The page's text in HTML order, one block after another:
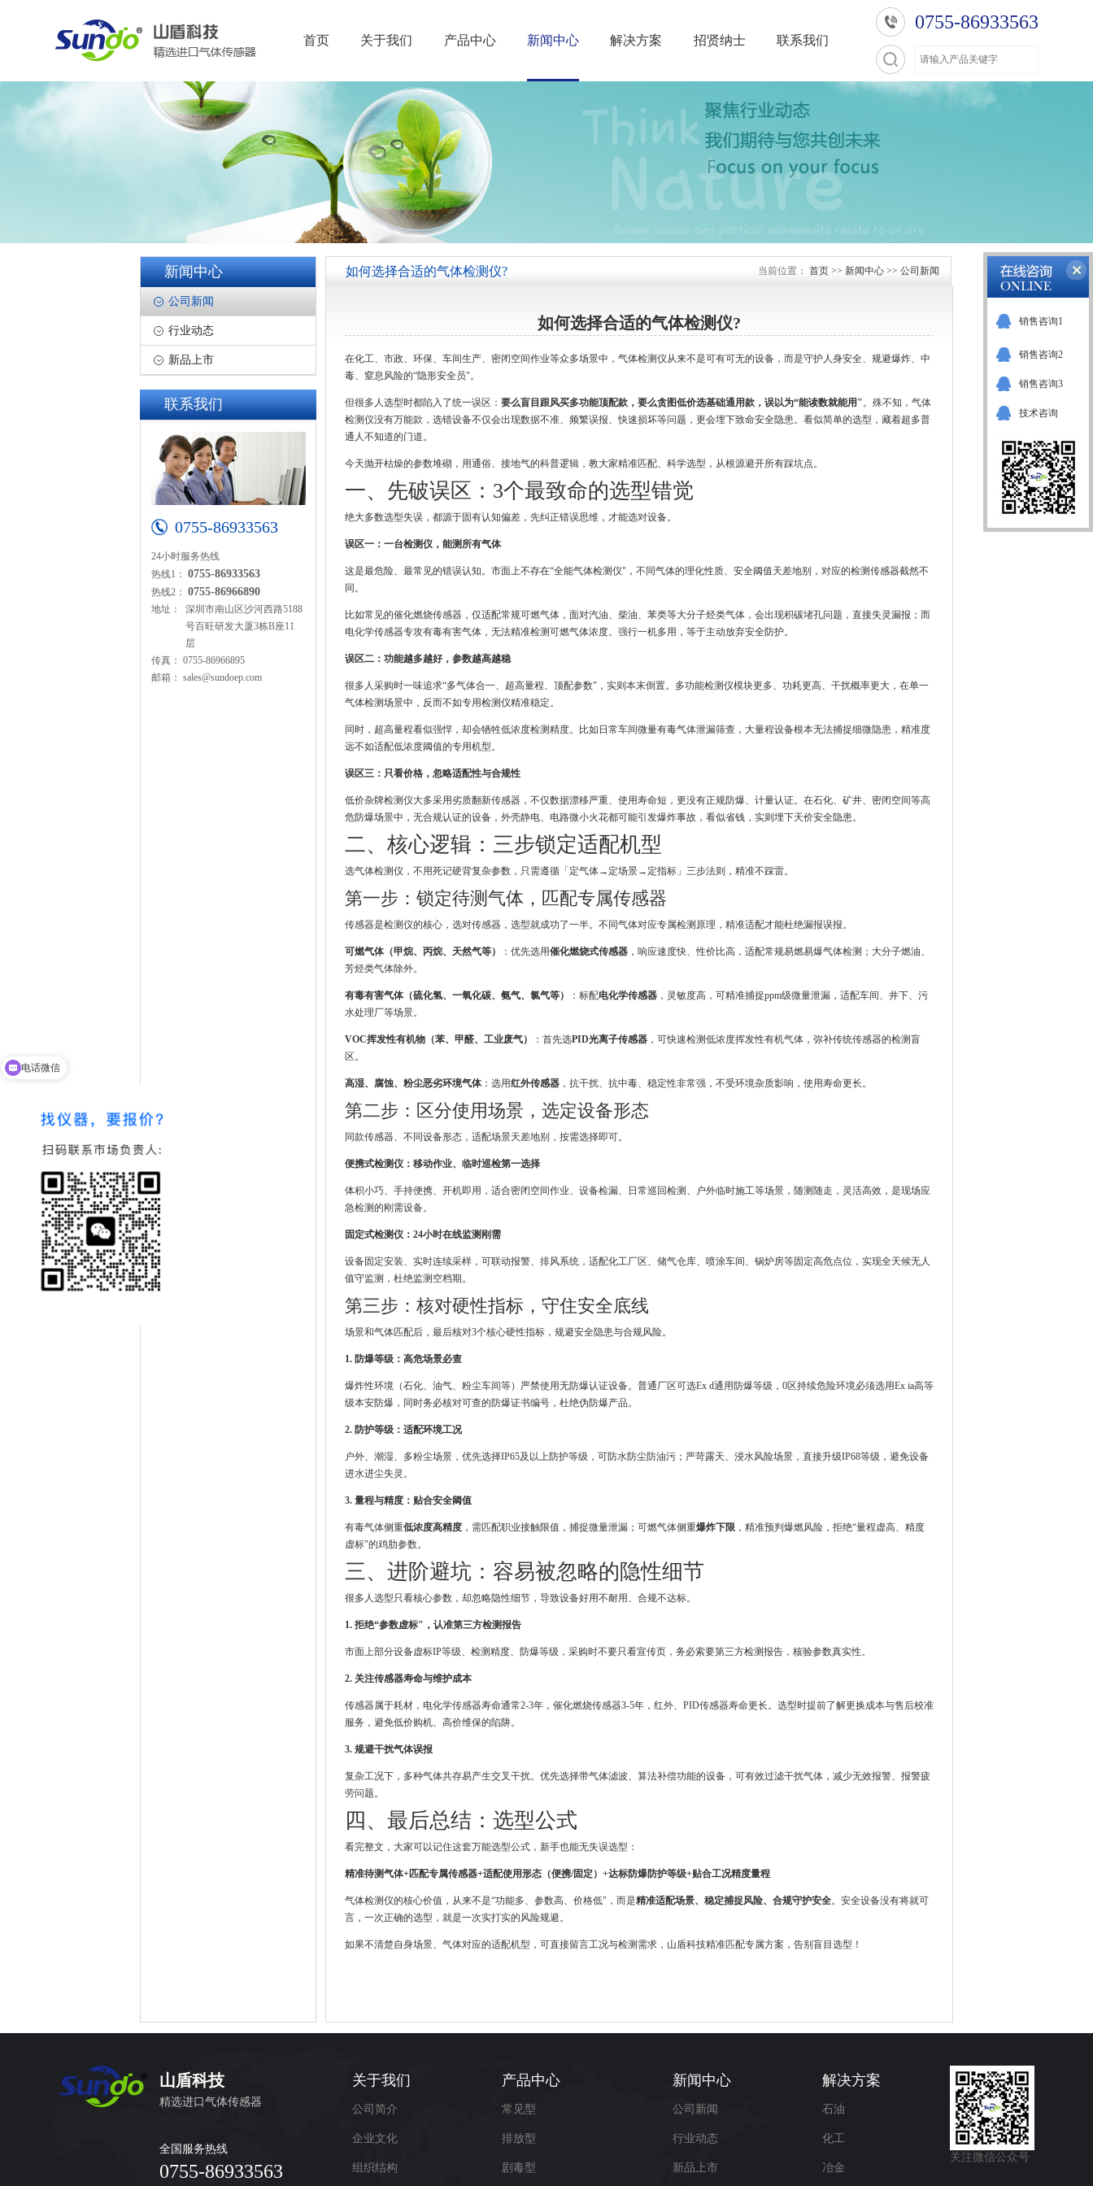
首页 关于我们 产品中心 新闻中心 解决方案 招贤纳士 联系我们
0755-86933563
新闻中心
公司新闻
行业动态
新品上市
联系我们
0755-86933563
24小时服务热线
热线1： 0755-86933563
热线2： 0755-86966890
地址：
深圳市南山区沙河西路5188
号百旺研发大厦3栋B座11
层
传真： 0755-86966895
邮箱： sales@sundoep.com
如何选择合适的气体检测仪? 当前位置： 首页 >> 新闻中心 >> 公司新闻
如何选择合适的气体检测仪?
在化工、市政、环保、车间生产、密闭空间作业等众多场景中，气体检测仪从来不是可有可无的设备，而是守护人身安全、规避爆炸、中
毒、窒息风险的“隐形安全员"。
但很多人选型时都陷入了统一误区： 要么盲目跟风买多功能顶配款，要么贪图低价选基础通用款，误以为“能读数就能用"。殊不知，气体
检测仪没有万能款，选错设备不仅会出现数据不准、频繁误报、快速损坏等问题，更会埋下致命安全隐患。看似简单的选型，藏着超多普
通人不知道的门道。
今天抛开枯燥的参数堆砌，用通俗、接地气的科普逻辑，教大家精准匹配、科学选型，从根源避开所有踩坑点。
一、先破误区：3个最致命的选型错觉
绝大多数选型失误，都源于固有认知偏差，先纠正错误思维，才能选对设备。
误区一：一台检测仪，能测所有气体
这是最危险、最常见的错误认知。市面上不存在“全能气体检测仪"，不同气体的理化性质、安全阈值天差地别，对应的检测传感器截然不
同。
比如常见的催化燃烧传感器，仅适配常规可燃气体，面对汽油、柴油、苯类等大分子烃类气体，会出现积碳堵孔问题，直接失灵漏报；而
电化学传感器专攻有毒有害气体，无法精准检测可燃气体浓度。强行一机多用，等于主动放弃安全防护。
误区二：功能越多越好，参数越高越稳
很多人采购时一味追求“多气体合一、超高量程、顶配参数"，实则本末倒置。多功能检测仪模块更多、功耗更高、干扰概率更大，在单一
气体检测场景中，反而不如专用检测仪精准稳定。
同时，超高量程看似强悍，却会牺牲低浓度检测精度。比如日常车间微量有毒气体泄漏筛查，大量程设备根本无法捕捉细微隐患，精准度
远不如适配低浓度阈值的专用机型。
误区三：只看价格，忽略适配性与合规性
低价杂牌检测仪大多采用劣质翻新传感器，不仅数据漂移严重、使用寿命短，更没有正规防爆、计量认证。在石化、矿井、密闭空间等高
危防爆场景中，无合规认证的设备，外壳静电、电路微小火花都可能引发爆炸事故，看似省钱，实则埋下天价安全隐患。
二、核心逻辑：三步锁定适配机型
选气体检测仪，不用死记硬背复杂参数，只需遵循「定气体→定场景→定指标」三步法则，精准不踩雷。
第一步：锁定待测气体，匹配专属传感器
传感器是检测仪的核心，选对传感器，选型就成功了一半。不同气体对应专属检测原理，精准适配才能杜绝漏报误报。
可燃气体（甲烷、丙烷、天然气等） ：优先选用催化燃烧式传感器 ，响应速度快、性价比高，适配常规易燃易爆气体检测；大分子燃油、
芳烃类气体除外。
有毒有害气体（硫化氢、一氧化碳、氨气、氯气等） ：标配电化学传感器 ，灵敏度高，可精准捕捉ppm级微量泄漏，适配车间、井下、污
水处理厂等场景。
VOC挥发性有机物（苯、甲醛、工业废气） ：首先选PID光离子传感器 ，可快速检测低浓度挥发性有机气体，弥补传统传感器的检测盲
区。
高湿、腐蚀、粉尘恶劣环境气体：选用红外传感器 ，抗干扰、抗中毒、稳定性非常强，不受环境杂质影响，使用寿命更长。
第二步：区分使用场景，选定设备形态
同款传感器、不同设备形态，适配场景天差地别，按需选择即可。
便携式检测仪：移动作业、临时巡检第一选择
体积小巧、手持便携、开机即用，适合密闭空间作业、设备检漏、日常巡回检测、户外临时施工等场景，随测随走，灵活高效，是现场应
急检测的刚需设备。
固定式检测仪：24小时在线监测刚需
设备固定安装、实时连续采样，可联动报警、排风系统，适配化工厂区、储气仓库、喷涂车间、锅炉房等固定高危点位，实现全天候无人
值守监测，杜绝监测空档期。
第三步：核对硬性指标，守住安全底线
场景和气体匹配后，最后核对3个核心硬性指标，规避安全隐患与合规风险。
1. 防爆等级：高危场景必查
爆炸性环境（石化、油气、粉尘车间等）严禁使用无防爆认证设备。普通厂区可选Ex d通用防爆等级，0区持续危险环境必须选用Ex ia高等
级本安防爆，同时务必核对可查的防爆证书编号，杜绝伪防爆产品。
2. 防护等级：适配环境工况
户外、潮湿、多粉尘场景，优先选择IP65及以上防护等级，可防水防尘防油污；严苛露天、浸水风险场景，直接升级IP68等级，避免设备
进水进尘失灵。
3. 量程与精度：贴合安全阈值
有毒气体侧重低浓度高精度 ，需匹配职业接触限值，捕捉微量泄漏；可燃气体侧重爆炸下限 ，精准预判爆燃风险，拒绝“量程虚高、精度
虚标"的鸡肋参数。
三、进阶避坑：容易被忽略的隐性细节
很多人选型只看核心参数，却忽略隐性细节，导致设备好用不耐用、合规不达标。
1. 拒绝“参数虚标"，认准第三方检测报告
市面上部分设备虚标IP等级、检测精度、防爆等级，采购时不要只看宣传页，务必索要第三方检测报告，核验参数真实性。
2. 关注传感器寿命与维护成本
传感器属于耗材，电化学传感器寿命通常2-3年，催化燃烧传感器3-5年，红外、PID传感器寿命更长。选型时提前了解更换成本与售后校准
服务，避免低价购机、高价维保的陷阱。
3. 规避干扰气体误报
复杂工况下，多种气体共存易产生交叉干扰。优先选择带气体滤波、算法补偿功能的设备，可有效过滤干扰气体，减少无效报警、报警疲
劳问题。
四、最后总结：选型公式
看完整文，大家可以记住这套万能选型公式，新手也能无失误选型：
精准待测气体+匹配专属传感器+适配使用形态（便携/固定）+达标防爆防护等级+贴合工况精度量程
气体检测仪的核心价值，从来不是“功能多、参数高、价格低"，而是精准适配场景、稳定捕捉风险、合规守护安全。安全设备没有将就可
言，一次正确的选型，就是一次实打实的风险规避。
如果不清楚自身场景、气体对应的适配机型，可直接留言工况与检测需求，山盾科技精准匹配专属方案，告别盲目选型！
山盾科技
精选进口气体传感器
全国服务热线
0755-86933563
关于我们
公司简介
企业文化
组织结构
产品中心
常见型
排放型
剧毒型
新闻中心
公司新闻
行业动态
新品上市
解决方案
石油
化工
冶金
关注微信公众号
销售咨询1
销售咨询2
销售咨询3
技术咨询
电话微信